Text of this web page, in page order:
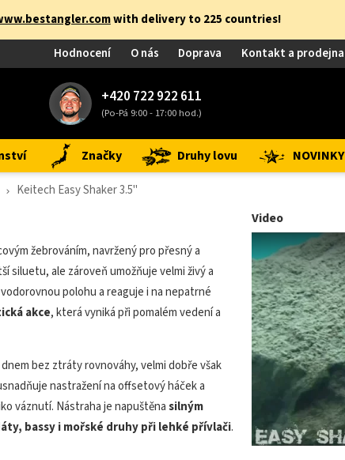
with delivery to 225 countries!
Hodnocení O nás Doprava Kontakt a prodejna
+420 722 922 611
(Po-Pá 9:00 - 17:00 hod.)
Značky Druhy lovu NOVINKY
Keitech Easy Shaker 3.5"
Video
žebrováním, navržený pro přesný a
siluetu, ale zároveň umožňuje velmi živý a
polohu a reaguje i na nepatrné
akce, která vyniká při pomalém vedení a
bez ztráty rovnováhy, velmi dobře však
nastražení na offsetový háček a
váznutí. Nástraha je napuštěnasilným
bassy i mořské druhy při lehké přívlači.